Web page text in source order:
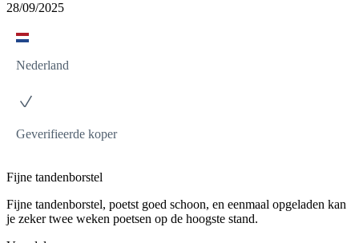
28/09/2025
Nederland
Geverifieerde koper
Fijne tandenborstel
Fijne tandenborstel, poetst goed schoon, en eenmaal opgeladen kan
je zeker twee weken poetsen op de hoogste stand.